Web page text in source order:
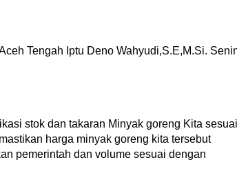
Tengah Iptu Deno Wahyudi,S.E,M.Si.
stok dan takaran Minyak goreng Kita sesuai
harga minyak goreng kita tersebut
pemerintah dan volume sesuai dengan